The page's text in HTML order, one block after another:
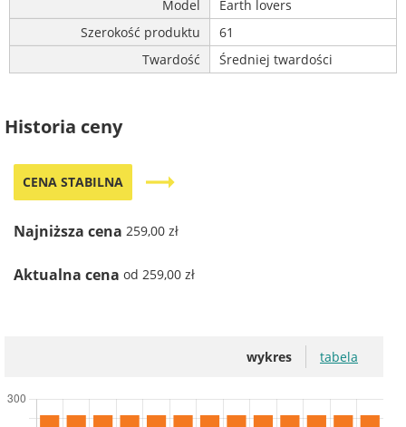
Model
Earth lovers
Szerokość produktu
61
Twardość
Średniej twardości
Historia ceny
CENA STABILNA trending_flat
Najniższa cena 259,00 zł
Aktualna cena od 259,00 zł
wykres tabela